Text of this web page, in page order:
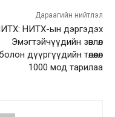
Дараагийн нийтлэл
НИТХ-ын дэргэдэх
Эмэгтэйчүүдийн зөвлөл
дүүргүүдийн төлөөлөл
1000 мод тарилаа